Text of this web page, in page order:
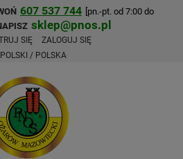
607 537 744 [pn.-pt. od 7:00 do
sklep@pnos.pl
SIĘ ZALOGUJ SIĘ